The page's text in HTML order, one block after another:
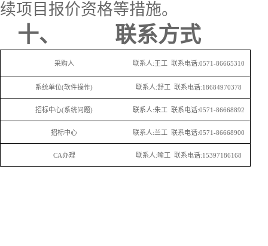
续项目报价资格等措施。
十、 联系方式
采购人 联系人:王工 联系电话:0571-86665310
系统单位(软件操作) 联系人:舒工 联系电话:18684970378
招标中心(系统问题) 联系人:朱工 联系电话:0571-86668892
招标中心 联系人:兰工 联系电话:0571-86668900
CA办理 联系人:喻工 联系电话:15397186168